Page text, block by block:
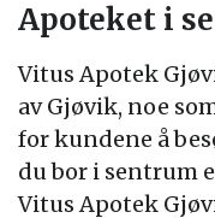
Apoteket i
Vitus Apotek
av Gjøvik, noe
for kundene å
du bor i sentrum
Vitus Apotek